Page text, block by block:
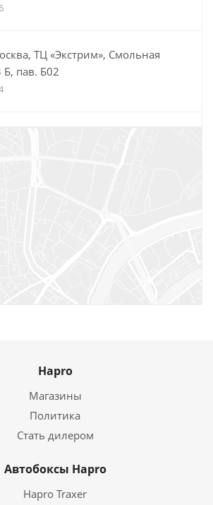
ТЦ «Экстрим», Смольная
пав. Б02
Boxteam.ru, ТЦ СпортЕХ, Москва,
Hapro
Магазины
Политика
Стать дилером
Автобоксы Hapro
Hapro Traxer